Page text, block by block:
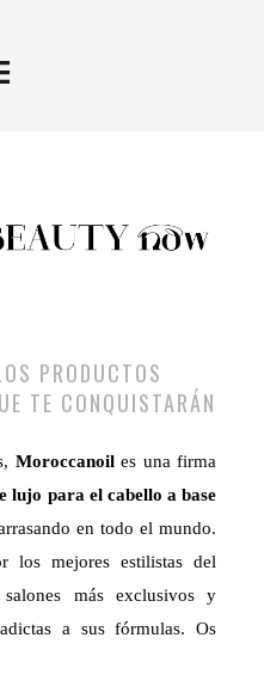
PRODUCTOS
TE CONQUISTARÁN
Moroccanoiles una firma
lujo para el cabello a base
en todo el mundo.
los mejores estilistas del
más exclusivos y
a sus fórmulas. Os